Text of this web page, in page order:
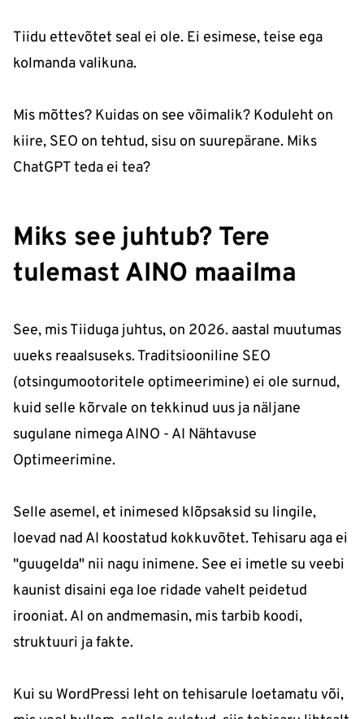
Tiidu ettevõtet seal ei ole. Ei esimese, teise ega
kolmanda valikuna.
Mis mõttes? Kuidas on see võimalik? Koduleht on
kiire, SEO on tehtud, sisu on suurepärane. Miks
ChatGPT teda ei tea?
Miks see juhtub? Tere
tulemast AINO maailma
See, mis Tiiduga juhtus, on 2026. aastal muutumas
uueks reaalsuseks. Traditsiooniline SEO
(otsingumootoritele optimeerimine) ei ole surnud,
kuid selle kõrvale on tekkinud uus ja näljane
sugulane nimega AINO - AI Nähtavuse
Optimeerimine.
Selle asemel, et inimesed klõpsaksid su lingile,
loevad nad AI koostatud kokkuvõtet. Tehisaru aga ei
"guugelda" nii nagu inimene. See ei imetle su veebi
kaunist disaini ega loe ridade vahelt peidetud
irooniat. AI on andmemasin, mis tarbib koodi,
struktuuri ja fakte.
Kui su WordPressi leht on tehisarule loetamatu või,